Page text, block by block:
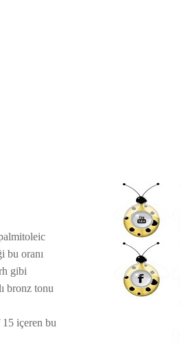
bu oranı
gibi
bronz tonu
içeren bu